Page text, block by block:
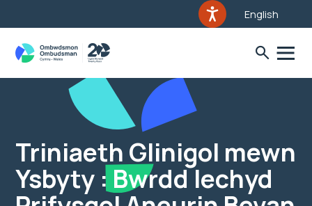
English
Triniaeth Glinigol mewn
Ysbyty : Bwrdd Iechyd